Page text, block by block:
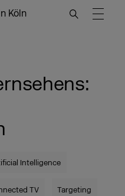
Köln
Intelligence
TV Targeting